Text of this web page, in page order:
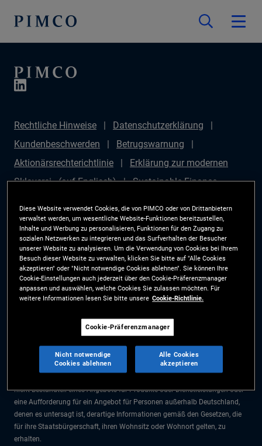
Rechtliche Hinweise
Datenschutzerklärung
Kundenbeschwerden
Betrugswarnung
Aktionärsrechterichtlinie
Erklärung zur modernen
Sklaverei - (auf Englisch)
Sustainable Finance
Anlegerrechte
Site Map
Cookie-Präferenzmanager
PIMCO ESG Rating Methodology
Die Informationen auf dieser Website sind ausschließlich für Deutsche
Staatsbürger bestimmt.
ausschließlich zu Informationszwecken und dürfen nicht als
Anlageberatung verstanden werden. Anleger sollten vor einer
Die Produkte und Dienstleistungen stehen nur Bürgern dieser
nicht Bestandteil eines Angebots für Produkte oder Dienstleistungen oder
eine Aufforderung für ein Angebot für Personen außerhalb Deutschland,
denen es untersagt ist, derartige Informationen gemäß den Gesetzen, die
für ihre Staatsbürgerschaft, ihren Wohnsitz oder Wohnort gelten, zu
erhalten.
Diese Website verwendet Cookies, die von PIMCO oder von Drittanbietern
verwaltet werden, um wesentliche Website-Funktionen bereitzustellen,
Inhalte und Werbung zu personalisieren, Funktionen für den Zugang zu
sozialen Netzwerken zu integrieren und das Surfverhalten der Besucher
unserer Website zu analysieren. Um die Verwendung von Cookies bei Ihrem
Besuch dieser Website zu verwalten, klicken Sie bitte auf "Alle Cookies
akzeptieren" oder "Nicht notwendige Cookies ablehnen". Sie können Ihre
Cookie-Einstellungen auch jederzeit über den Cookie-Präferenzmanager
anpassen und auswählen, welche Cookies Sie zulassen möchten. Für
weitere Informationen lesen Sie bitte unsere Cookie-Richtlinie.
Cookie-Präferenzmanager
Nicht notwendige
Cookies ablehnen
Alle Cookies
akzeptieren